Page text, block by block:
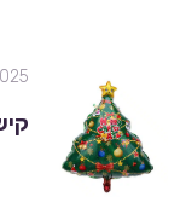
2025 15